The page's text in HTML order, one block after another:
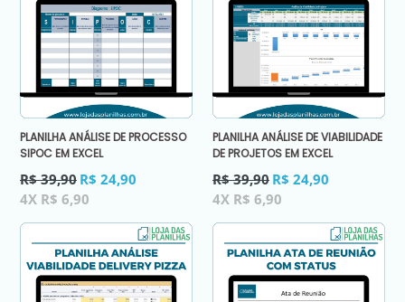
PLANILHA ANÁLISE DE PROCESSO
SIPOC EM EXCEL
Preço
normal
R$ 39,90 R$ 24,90
4X R$ 6,90
PLANILHA ANÁLISE DE VIABILIDADE
DE PROJETOS EM EXCEL
Preço
normal
R$ 39,90 R$ 24,90
4X R$ 6,90